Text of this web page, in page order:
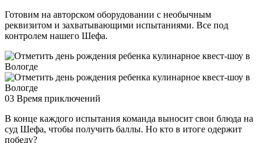
Готовим на авторском оборудовании с необычным
реквизитом и захватывающими испытаниями. Все под
контролем нашего Шефа.
03 Время приключений
В конце каждого испытания команда выносит свои блюда на
суд Шефа, чтобы получить баллы. Но кто в итоге одержит
победу?